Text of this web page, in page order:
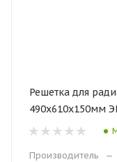
Решетка для
490х610х150мм
Производитель —